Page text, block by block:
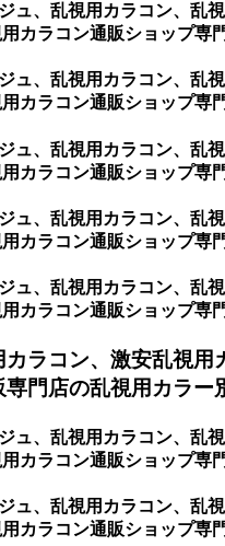
ュ、乱視用カラコン、
カラコン通販ショップ専
ュ、乱視用カラコン、
カラコン通販ショップ専
ュ、乱視用カラコン、
カラコン通販ショップ専
ュ、乱視用カラコン、
カラコン通販ショップ専
ュ、乱視用カラコン、
カラコン通販ショップ専
ラコン、激安乱視
門店の乱視用カラー
ュ、乱視用カラコン、
カラコン通販ショップ専
ュ、乱視用カラコン、
カラコン通販ショップ専